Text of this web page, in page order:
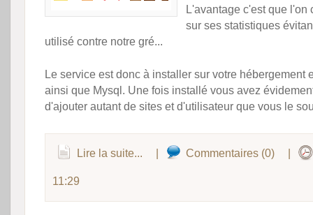
L'avantage c'est que l'on
sur ses statistiques
utilisé contre notre gré...
Le service est donc à installer sur votre hébergement
ainsi que Mysql. Une fois installé vous avez
d'ajouter autant de sites et d'utilisateur que vous le
Lire la suite... Commentaires (0)
11:29